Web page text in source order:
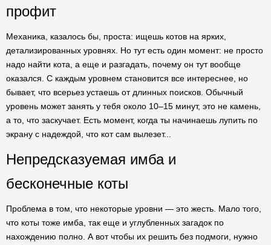
профит
Механика, казалось бы, проста: ищешь котов на ярких,
детализированных уровнях. Но тут есть один момент: не просто
надо найти кота, а еще и разгадать, почему он тут вообще
оказался. С каждым уровнем становится все интереснее, но
бывает, что всерьез устаешь от длинных поисков. Обычный
уровень может занять у тебя около 10–15 минут, это не камень,
а то, что заскучает. Есть момент, когда ты начинаешь лупить по
экрану с надеждой, что кот сам вылезет...
Непредсказуемая имба и
бесконечные коты
Проблема в том, что некоторые уровни — это жесть. Мало того,
что коты тоже имба, так еще и углубленных загадок по
нахождению полно. А вот чтобы их решить без подмоги, нужно